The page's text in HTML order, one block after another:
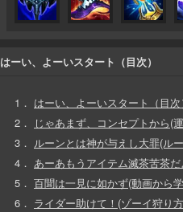
はーい、よーいスタート（目次）
1． はーい、よーいスタート（目次
2．
じゃあまず、コンセプトから(
3． ルーンとは神が与えし大罪(ル
4． あーあもうアイテム滅茶苦茶
5． 百聞は一見に如かず(動画から
6． ライダー助けて！(ゾーイ狩り